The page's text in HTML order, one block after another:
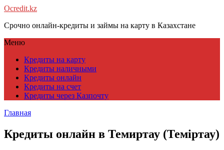
Ocredit.kz
Срочно онлайн-кредиты и займы на карту в Казахстане
Меню
Кредиты на карту
Кредиты наличными
Кредиты онлайн
Кредиты на счет
Кредиты через Казпочту
Главная
Кредиты онлайн в Темиртау (Теміртау)